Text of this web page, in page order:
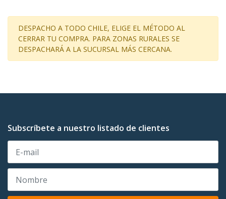
DESPACHO A TODO CHILE, ELIGE EL MÉTODO AL
CERRAR TU COMPRA. PARA ZONAS RURALES SE
DESPACHARÁ A LA SUCURSAL MÁS CERCANA.
Subscríbete a nuestro listado de clientes